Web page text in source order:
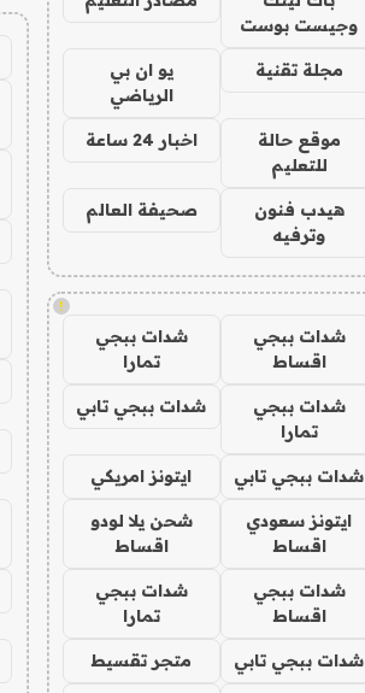
وجيست بوست
مجلة تقنية
يو ان بي
الرياضي
موقع حالة
للتعليم
اخبار 24 ساعة
هيدب فنون
وترفيه
صحيفة العالم
!
شدات ببجي
اقساط
شدات ببجي
تمارا
شدات ببجي
تمارا
شدات ببجي تابي
شدات ببجي تابي ايتونز امريكي
ايتونز سعودي
اقساط
شحن يلا لودو
اقساط
شدات ببجي
اقساط
شدات ببجي
تمارا
شدات ببجي تابي متجر تقسيط